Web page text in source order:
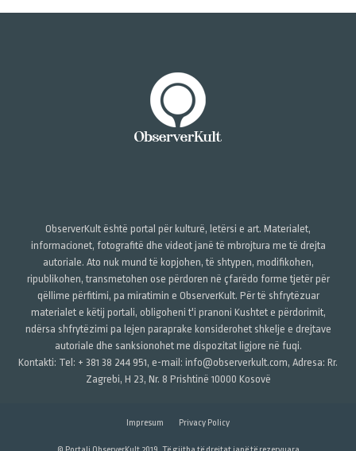
ObserverKult është portal për kulturë, letërsi e art. Materialet,
informacionet, fotografitë dhe videot janë të mbrojtura me të drejta
autoriale. Ato nuk mund të kopjohen, të shtypen, modifikohen,
ripublikohen, transmetohen ose përdoren në çfarëdo forme tjetër për
qëllime përfitimi, pa miratimin e ObserverKult. Për të shfrytëzuar
materialet e këtij portali, obligoheni t'i pranoni Kushtet e përdorimit,
ndërsa shfrytëzimi pa lejen paraprake konsiderohet shkelje e drejtave
autoriale dhe sanksionohet me dispozitat ligjore në fuqi.
Kontakti: Tel: + 381 38 244 951, e-mail: info@observerkult.com, Adresa: Rr.
Zagrebi, H 23, Nr. 8 Prishtinë 10000 Kosovë
Impresum Privacy Policy